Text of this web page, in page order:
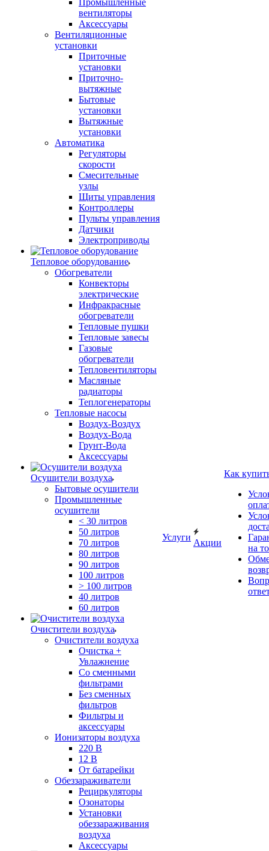
Промышленные
вентиляторы
Аксессуары
Вентиляционные
установки
Приточные
установки
Приточно-
вытяжные
Бытовые
установки
Вытяжные
установки
Автоматика
Регуляторы
скорости
Смесительные
узлы
Щиты управления
Контроллеры
Пульты управления
Датчики
Электроприводы
Тепловое оборудование
Обогреватели
Конвекторы
электрические
Инфракрасные
обогреватели
Тепловые пушки
Тепловые завесы
Газовые
обогреватели
Тепловентиляторы
Масляные
радиаторы
Теплогенераторы
Тепловые насосы
Воздух-Воздух
Воздух-Вода
Грунт-Вода
Аксессуары
Осушители воздуха
Бытовые осушители
Промышленные
осушители
< 30 литров
50 литров
70 литров
80 литров
90 литров
100 литров
> 100 литров
40 литров
60 литров
Очистители воздуха
Очистители воздуха
Очистка +
Увлажнение
Cо сменными
фильтрами
Без сменных
фильтров
Фильтры и
аксессуары
Ионизаторы воздуха
220 В
12 В
От батарейки
Обеззараживатели
Рециркуляторы
Озонаторы
Установки
обеззараживания
воздуха
Аксессуары
Услуги
Акции
Как
на